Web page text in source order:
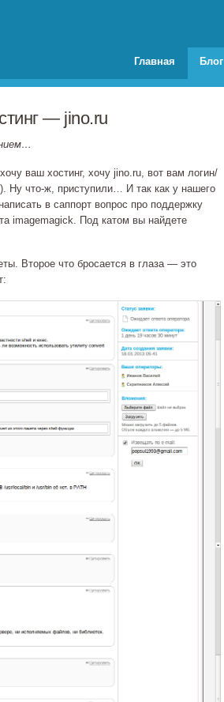
Главная Блог
— jino.ru
ваш хостинг, хочу jino.ru, вот вам логин/
Ну что‐ж , приступили… И так как у нашего
в саппорт вопрос про поддержку
imagemagick. Под катом вы найдете
Второе что бросается в глаза — это